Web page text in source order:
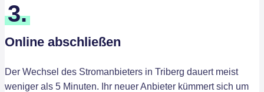
3.
Online abschließen
Der Wechsel des Stromanbieters in Triberg dauert meist
weniger als 5 Minuten. Ihr neuer Anbieter kümmert sich um